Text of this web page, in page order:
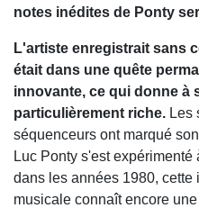
notes inédites de Ponty
L'artiste enregistrait sans
était dans une quête
innovante, ce qui donne à
particulièrement riche. Les
séquenceurs ont marqué
Luc Ponty s'est
dans les années 1980, cette
musicale connaît encore